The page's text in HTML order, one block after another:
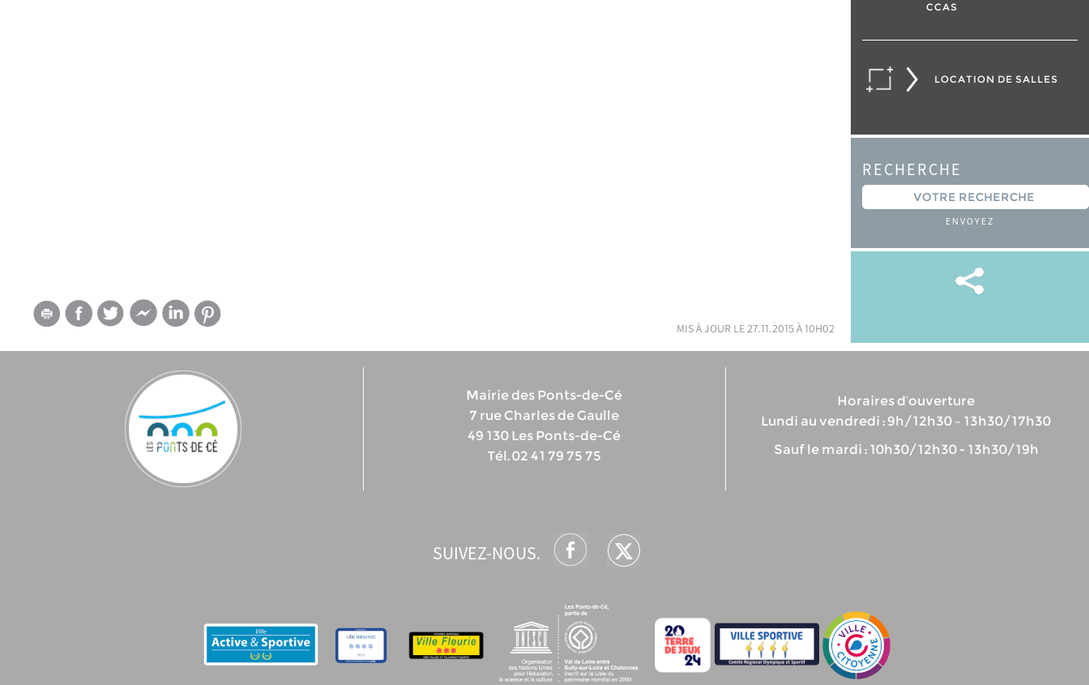
mis à jour le 27.11.2015 à 10h02
CCAS
LOCATION DE SALLES
RECHERCHE
ENVOYEZ
Mairie des Ponts-de-Cé
7 rue Charles de Gaulle
49 130 Les Ponts-de-Cé
Tél. 02 41 79 75 75
Horaires d’ouverture
Lundi au vendredi : 9h/12h30 – 13h30/17h30
Sauf le mardi : 10h30/12h30 - 13h30/19h
SUIVEZ-NOUS.